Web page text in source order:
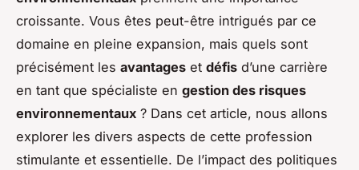
croissante. Vous êtes peut-être intrigués par ce
domaine en pleine expansion, mais quels sont
précisément les avantages et défis d’une carrière
en tant que spécialiste en gestion des risques
environnementaux ? Dans cet article, nous allons
explorer les divers aspects de cette profession
stimulante et essentielle. De l’impact des politiques